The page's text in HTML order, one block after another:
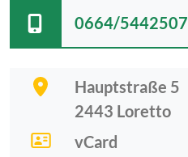
Hauptstraße 5
2443 Loretto
vCard
0664/5442507